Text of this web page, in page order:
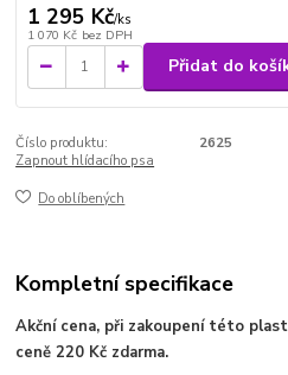
1 295 Kč/ks
1 070 Kč bez DPH
Přidat do
Číslo produktu:
2625
Zapnout hlídacího psa
Do oblíbených
Kompletní specifikace
Akční cena, při zakoupení této
ceně 220 Kč zdarma.